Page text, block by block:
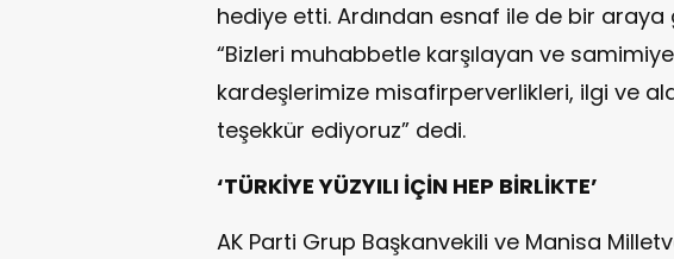
hediye etti. Ardından esnaf ile de bir araya
“Bizleri muhabbetle karşılayan ve
kardeşlerimize misafirperverlikleri, ilgi ve
teşekkür ediyoruz” dedi.
‘TÜRKİYE YÜZYILI İÇİN HEP BİRLİKTE’
AK Parti Grup Başkanvekili ve Manisa